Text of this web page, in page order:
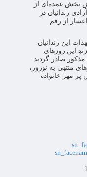
بخش عمده‌ای از
زندانیان در
از رقم
تعهدات این زندانیان
این روزهای
صادر گردید
منتهی به نوروز،
پر مهر خانواده